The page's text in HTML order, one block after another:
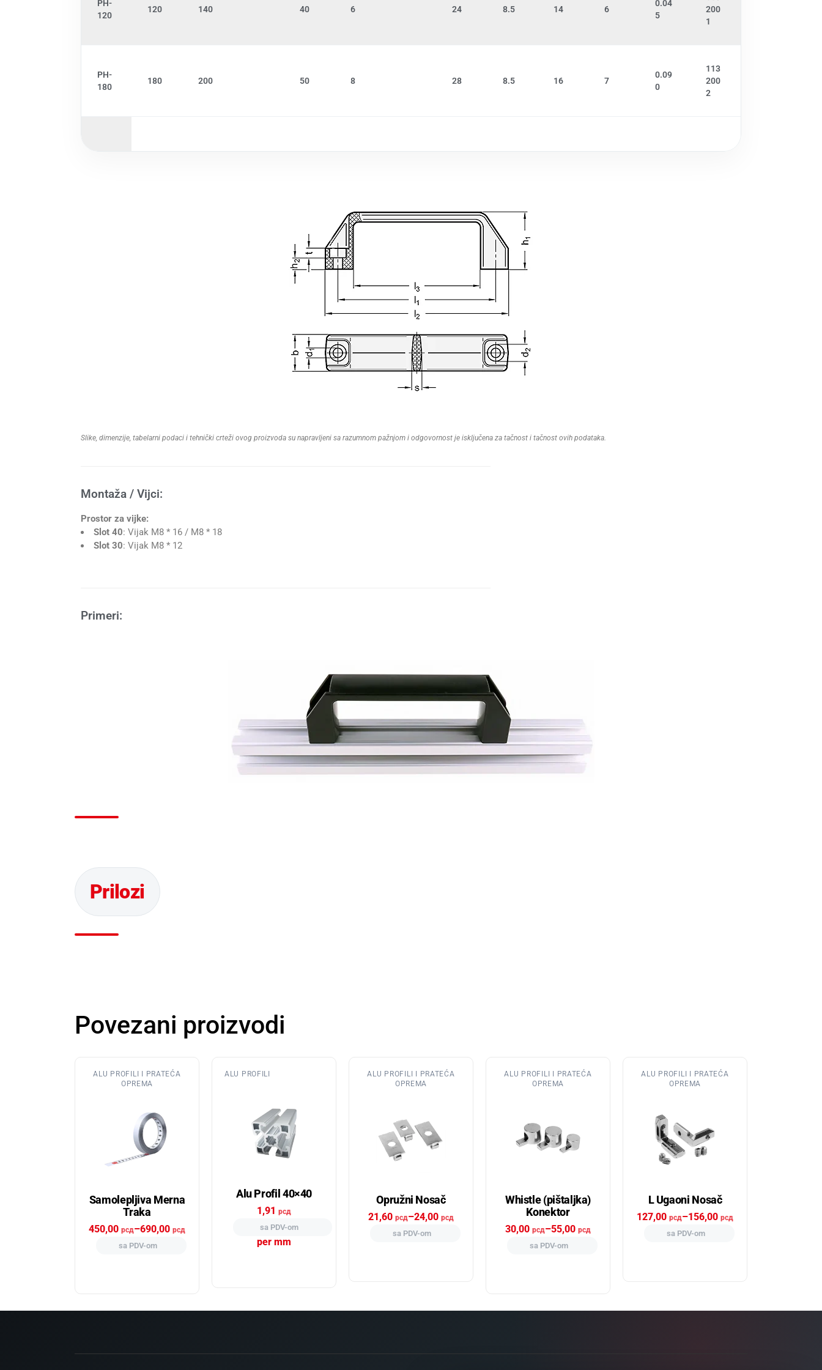
PH-
120
120 140 40 6 24 8.5 14 6
0.04
5
200
1
PH-
180
180 200 50 8 28 8.5 16 7
0.09
0
113
200
2
Slike, dimenzije, tabelarni podaci i tehnički crteži ovog proizvoda su napravljeni sa razumnom pažnjom i odgovornost je isključena za tačnost i tačnost ovih podataka.
Montaža / Vijci:
Prostor za vijke:
Slot 40: Vijak M8 * 16 / M8 * 18
Slot 30: Vijak M8 * 12
Primeri:
Povezani proizvodi
ALU PROFILI I PRATEĆA
OPREMA
Samolepljiva Merna
Traka
450,00 рсд–690,00 рсд
sa PDV-om
ALU PROFILI
Alu Profil 40×40
1,91 рсд
sa PDV-om
per mm
ALU PROFILI I PRATEĆA
OPREMA
Opružni Nosač
21,60 рсд–24,00 рсд
sa PDV-om
ALU PROFILI I PRATEĆA
OPREMA
Whistle (pištaljka)
Konektor
30,00 рсд–55,00 рсд
sa PDV-om
ALU PROFILI I PRATEĆA
OPREMA
L Ugaoni Nosač
127,00 рсд–156,00 рсд
sa PDV-om